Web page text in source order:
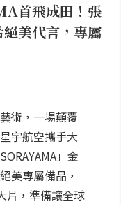
首飛成田！張
美代言，專屬
術，一場顛覆
宇航空攜手大
」金
美專屬備品，
片，準備讓全球